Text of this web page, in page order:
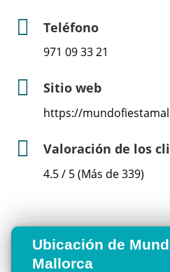
Teléfono
971 09 33 21
Sitio web
https://
Valoración de los
4.5 / 5 (Más de 339)
Ubicación de
Mallorca